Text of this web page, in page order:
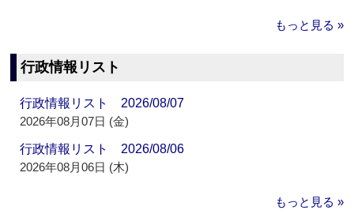
もっと見る »
行政情報リスト
行政情報リスト 2026/08/07
2026年08月07日 (金)
行政情報リスト 2026/08/06
2026年08月06日 (木)
もっと見る »